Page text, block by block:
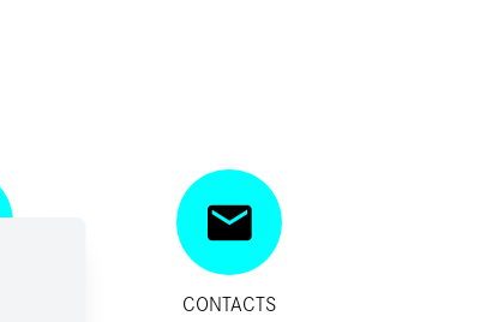
CONTACTS